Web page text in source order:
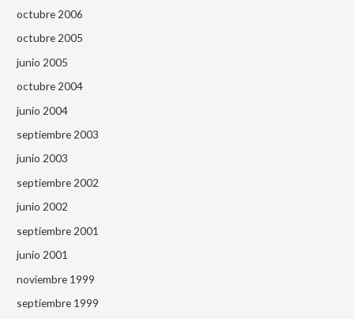
octubre 2006
octubre 2005
junio 2005
octubre 2004
junio 2004
septiembre 2003
junio 2003
septiembre 2002
junio 2002
septiembre 2001
junio 2001
noviembre 1999
septiembre 1999